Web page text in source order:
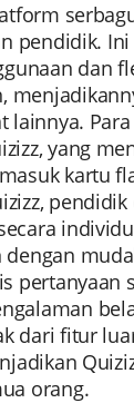
pendidik.
dan
lainnya.
yang
kartu
dengan
pertanyaan
dari fitur
orang.